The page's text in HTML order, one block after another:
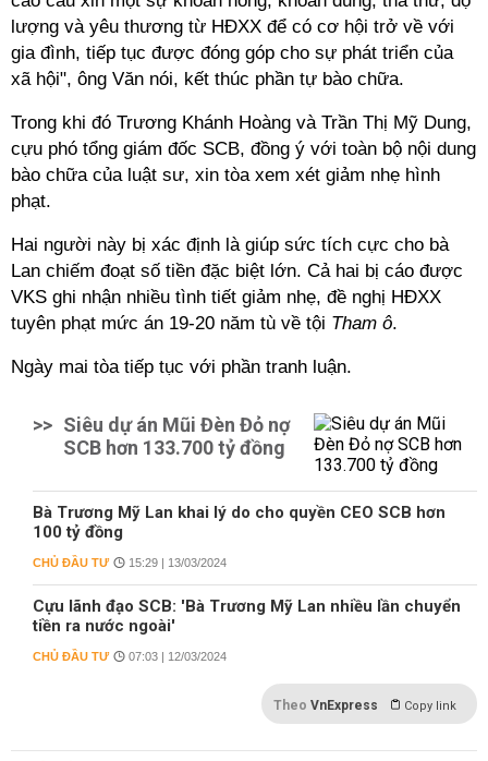
lượng và yêu thương từ HĐXX để có cơ hội trở về với
gia đình, tiếp tục được đóng góp cho sự phát triển của
xã hội", ông Văn nói, kết thúc phần tự bào chữa.
Trong khi đó Trương Khánh Hoàng và Trần Thị Mỹ Dung,
cựu phó tổng giám đốc SCB, đồng ý với toàn bộ nội dung
bào chữa của luật sư, xin tòa xem xét giảm nhẹ hình
phạt.
Hai người này bị xác định là giúp sức tích cực cho bà
Lan chiếm đoạt số tiền đặc biệt lớn. Cả hai bị cáo được
VKS ghi nhận nhiều tình tiết giảm nhẹ, đề nghị HĐXX
tuyên phạt mức án 19-20 năm tù về tội Tham ô.
Ngày mai tòa tiếp tục với phần tranh luận.
>> Siêu dự án Mũi Đèn Đỏ nợ
SCB hơn 133.700 tỷ đồng
Bà Trương Mỹ Lan khai lý do cho quyền CEO SCB hơn
100 tỷ đồng
CHỦ ĐẦU TƯ 15:29 | 13/03/2024
Cựu lãnh đạo SCB: 'Bà Trương Mỹ Lan nhiều lần chuyển
tiền ra nước ngoài'
CHỦ ĐẦU TƯ 07:03 | 12/03/2024
Theo VnExpress Copy link